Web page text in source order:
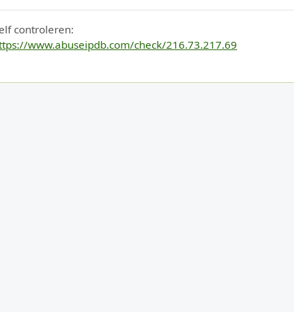
controleren:
www.abuseipdb.com/check/216.73.217.69